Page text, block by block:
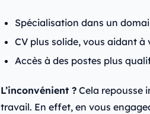
Spécialisation dans un
CV plus solide, vous aidant
Accès à des postes plus
L’inconvénient ?Cela repousse
travail. En effet, en vous